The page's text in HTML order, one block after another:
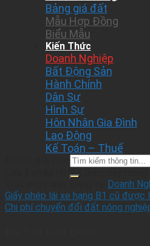
Bảng giá đất
Mẫu Hợp Đồng
Biểu Mẫu
Kiến Thức
Doanh Nghiệp
Bất Động Sản
Hành Chính
Dân Sự
Hình Sự
Hôn Nhân Gia Đình
Lao Động
Kế Toán – Thuế
Tìm
tin
pháp
Đánh giá post
Nội dung này
Doanh
Giấy phép lái xe hạng B1 cũ được
Chi phí chuyển đổi đất nông